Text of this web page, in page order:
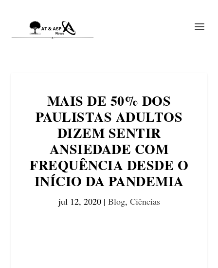
MAIS DE 50% DOS
PAULISTAS ADULTOS
DIZEM SENTIR
ANSIEDADE COM
FREQUÊNCIA DESDE O
INÍCIO DA PANDEMIA
jul 12, 2020| Blog, Ciências